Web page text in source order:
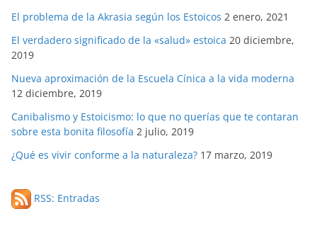
El problema de la Akrasia según los Estoicos 2 enero, 2021
El verdadero significado de la «salud» estoica 20 diciembre,
2019
Nueva aproximación de la Escuela Cínica a la vida moderna
12 diciembre, 2019
Canibalismo y Estoicismo: lo que no querías que te contaran
sobre esta bonita filosofía 2 julio, 2019
¿Qué es vivir conforme a la naturaleza? 17 marzo, 2019
RSS: Entradas